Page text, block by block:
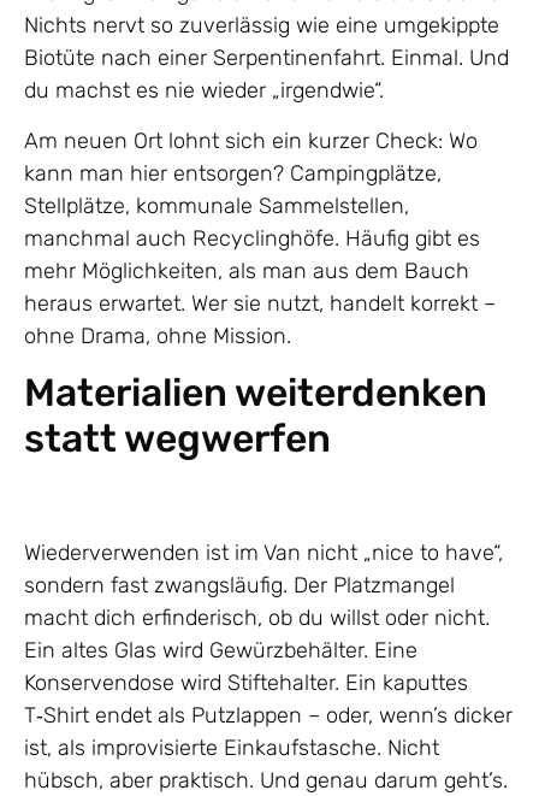
Nichts nervt so zuverlässig wie eine umgekippte
Biotüte nach einer Serpentinenfahrt. Einmal. Und
du machst es nie wieder „irgendwie“.
Am neuen Ort lohnt sich ein kurzer Check: Wo
kann man hier entsorgen? Campingplätze,
Stellplätze, kommunale Sammelstellen,
manchmal auch Recyclinghöfe. Häufig gibt es
mehr Möglichkeiten, als man aus dem Bauch
heraus erwartet. Wer sie nutzt, handelt korrekt –
ohne Drama, ohne Mission.
Materialien weiterdenken
statt wegwerfen
Wiederverwenden ist im Van nicht „nice to have“,
sondern fast zwangsläufig. Der Platzmangel
macht dich erfinderisch, ob du willst oder nicht.
Ein altes Glas wird Gewürzbehälter. Eine
Konservendose wird Stiftehalter. Ein kaputtes
T‑Shirt endet als Putzlappen – oder, wenn’s dicker
ist, als improvisierte Einkaufstasche. Nicht
hübsch, aber praktisch. Und genau darum geht’s.